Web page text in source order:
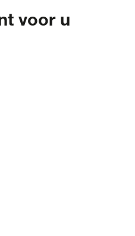
voor u